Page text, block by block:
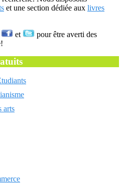
et une section dédiée aux livres
et
pour être averti des
arts